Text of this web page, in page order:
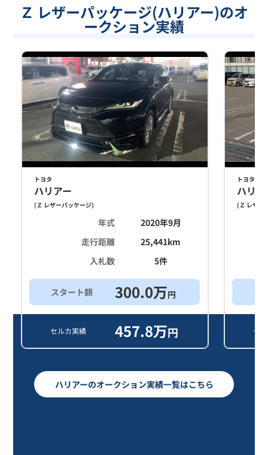
Ｚ レザーパッケージ(ハリアー)のオ
ークション実績
トヨタ
ハリアー
( Ｚ レザーパッケージ)
年式
2020年9月
走行距離
25,441km
入札数
5件
スタート額 300.0万円
セルカ実績 457.8万円
トヨタ
ハリア
( Ｚ レザー
セ
ハリアーのオークション実績一覧はこちら